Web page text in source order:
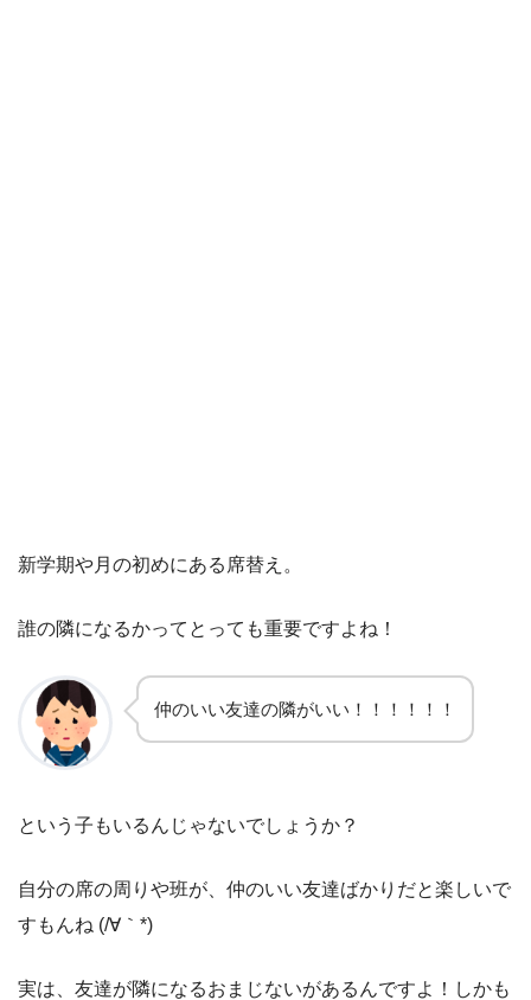
新学期や月の初めにある席替え。
誰の隣になるかってとっても重要ですよね！
仲のいい友達の隣がいい！！！！！！
という子もいるんじゃないでしょうか？
自分の席の周りや班が、仲のいい友達ばかりだと楽しいで
すもんね (/∀｀*)
実は、友達が隣になるおまじないがあるんですよ！しかも